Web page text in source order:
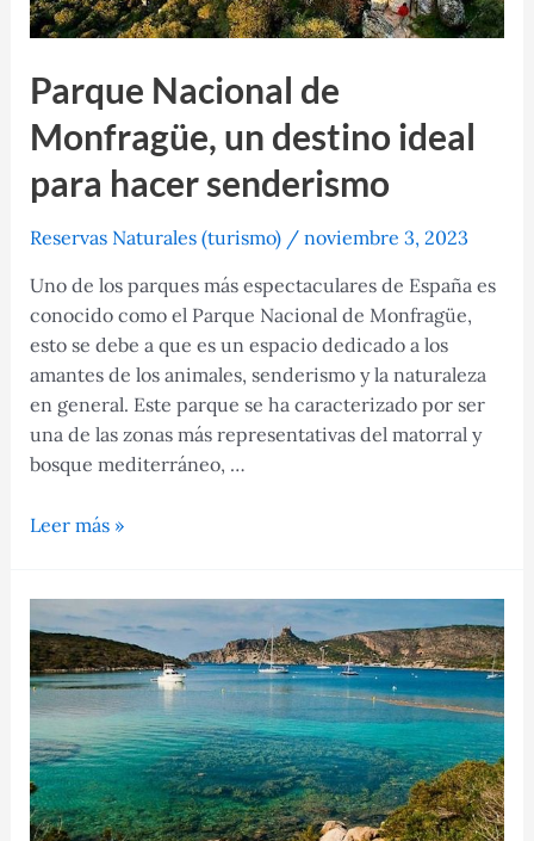
Parque Nacional de
Monfragüe, un destino ideal
para hacer senderismo
Reservas Naturales (turismo)/ noviembre 3, 2023
Uno de los parques más espectaculares de España es
conocido como el Parque Nacional de Monfragüe,
esto se debe a que es un espacio dedicado a los
amantes de los animales, senderismo y la naturaleza
en general. Este parque se ha caracterizado por ser
una de las zonas más representativas del matorral y
bosque mediterráneo, …
Parque
Monfragüe,
un
destino
ideal
para
hacer
senderismo
Leer más »